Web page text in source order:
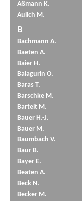
Aßmann K.
Aulich M.
B
Bachmann A.
Baeten A.
Baier H.
Balagurin O.
Baras T.
Barschke M.
Bartelt M.
Bauer H.-J.
Bauer M.
Baumbach V.
Baur B.
Bayer E.
Beaten A.
Beck N.
Becker M.